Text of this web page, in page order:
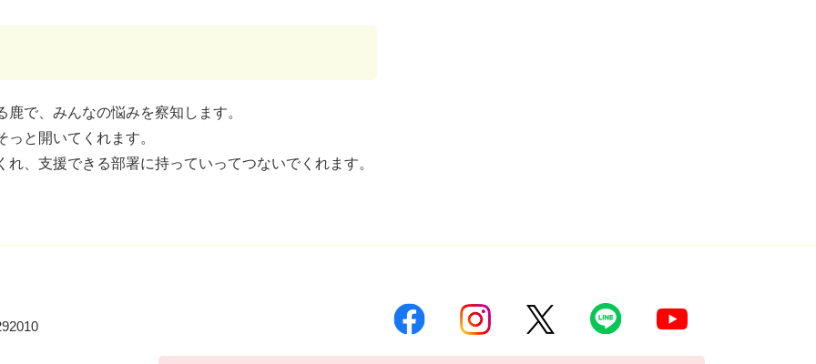
で、みんなの悩みを察知します。
と開いてくれます。
、支援できる部署に持っていってつないでくれます。